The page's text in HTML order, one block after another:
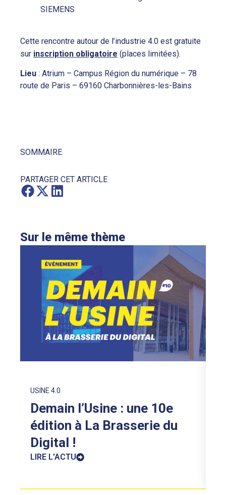
SIEMENS
Cette rencontre autour de l’industrie 4.0 est gratuite
sur inscription obligatoire (places limitées).
Lieu : Atrium – Campus Région du numérique – 78
route de Paris – 69160 Charbonnières-les-Bains
SOMMAIRE
PARTAGER CET ARTICLE
Sur le même thème
USINE 4.0
Demain l’Usine : une 10e
édition à La Brasserie du
Digital !
LIRE L'ACTU